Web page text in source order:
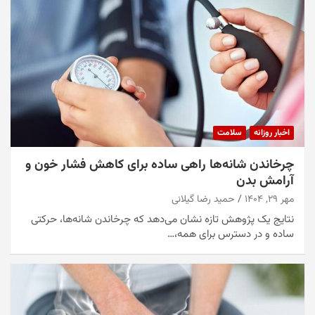
اخبار روزانه سلامت
چرخاندن شانه‌ها راهی ساده برای کاهش فشار خون و
آرامش بدن
مهر ۲۹, ۱۴۰۴ حمید رضا گیلانی
نتایج یک پژوهش تازه نشان می‌دهد که چرخاندن شانه‌ها، حرکتی
ساده و در دسترس برای همه،…